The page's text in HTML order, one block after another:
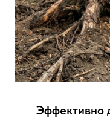
Эффективно